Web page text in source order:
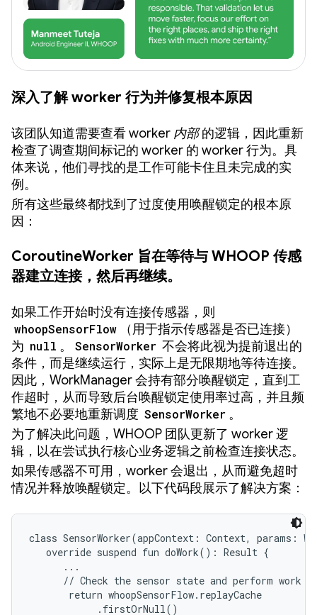
深入了解 worker 行为并修复根本原因
该团队知道需要查看 worker 内部的逻辑，因此重新
检查了调查期间标记的 worker 的 worker 行为。具
体来说，他们寻找的是工作可能卡住且未完成的实
例。
所有这些最终都找到了过度使用唤醒锁定的根本原
因：
CoroutineWorker 旨在等待与 WHOOP 传感
器建立连接，然后再继续。
如果工作开始时没有连接传感器，则
whoopSensorFlow
（用于指示传感器是否已连接）
为 null 。 SensorWorker 不会将此视为提前退出的
条件，而是继续运行，实际上是无限期地等待连接。
因此，WorkManager 会持有部分唤醒锁定，直到工
作超时，从而导致后台唤醒锁定使用率过高，并且频
繁地不必要地重新调度 SensorWorker 。
为了解决此问题，WHOOP 团队更新了 worker 逻
辑，以在尝试执行核心业务逻辑之前检查连接状态。
如果传感器不可用，worker 会退出，从而避免超时
情况并释放唤醒锁定。以下代码段展示了解决方案：
class SensorWorker(appContext: Context, params:
   override suspend fun doWork(): Result {
      ...
// Check the sensor state and perform work
       return whoopSensorFlow.replayCache
            .firstOrNull()